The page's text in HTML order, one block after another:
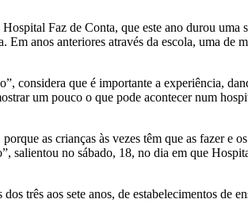
Faz de Conta, que este ano durou uma
anos anteriores através da escola, uma de
considera que é importante a experiência,
um pouco o que pode acontecer num
as crianças às vezes têm que as fazer e
salientou no sábado, 18, no dia em que
três aos sete anos, de estabelecimentos de